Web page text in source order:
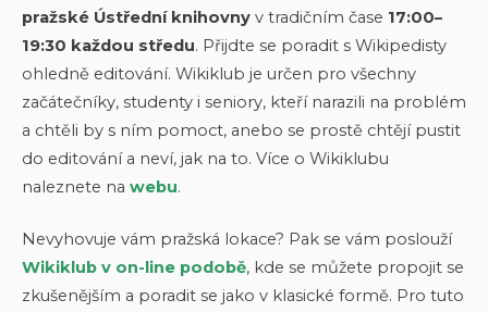
pražské Ústřední knihovny v tradičním čase 17:00–
19:30 každou středu. Přijdte se poradit s Wikipedisty
ohledně editování. Wikiklub je určen pro všechny
začátečníky, studenty i seniory, kteří narazili na problém
a chtěli by s ním pomoct, anebo se prostě chtějí pustit
do editování a neví, jak na to. Více o Wikiklubu
naleznete na webu.
Nevyhovuje vám pražská lokace? Pak se vám poslouží
Wikiklub v on-line podobě, kde se můžete propojit se
zkušenějším a poradit se jako v klasické formě. Pro tuto